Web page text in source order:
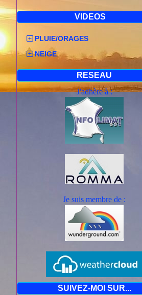
VIDEOS
PLUIE/ORAGES
NEIGE
RESEAU
J'adhère à :
Je suis membre de :
SUIVEZ-MOI SUR...